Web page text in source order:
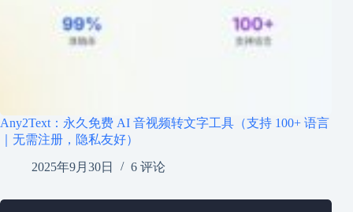
Any2Text：永久免费 AI 音视频转文字工具（支持 100+ 语言
｜无需注册，隐私友好）
2025年9月30日 6 评论